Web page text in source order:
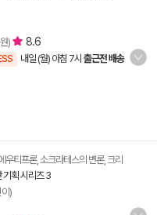
) 8.6
내일 (월) 아침 7시 출근전 배송
우티프론, 소크라테스의 변론, 크리
기획 시리즈 3
)